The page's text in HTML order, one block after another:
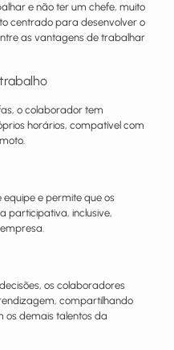
e não ter um chefe, muito
centrado para desenvolver o
as vantagens de trabalhar
o colaborador tem
horários, compatível com
e permite que os
participativa, inclusive,
os colaboradores
compartilhando
os demais talentos da